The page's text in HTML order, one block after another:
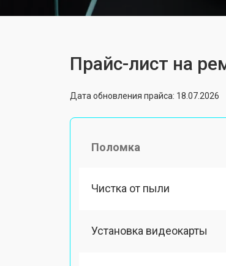
Прайс-лист на
Дата обновления прайса: 18.07.2026
Поломка
Чистка от пыли
Установка видеокарты